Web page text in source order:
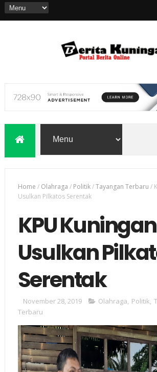
Home / Olahraga / Politik/Tayangan Terbaru /
Usulkan Pilkatos Serentak
KPU Kuningan
Usulkan
Serentak
November 28, 2019 Olahraga Politik
Terbaru